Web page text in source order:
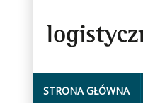
STRONA GŁÓWNA